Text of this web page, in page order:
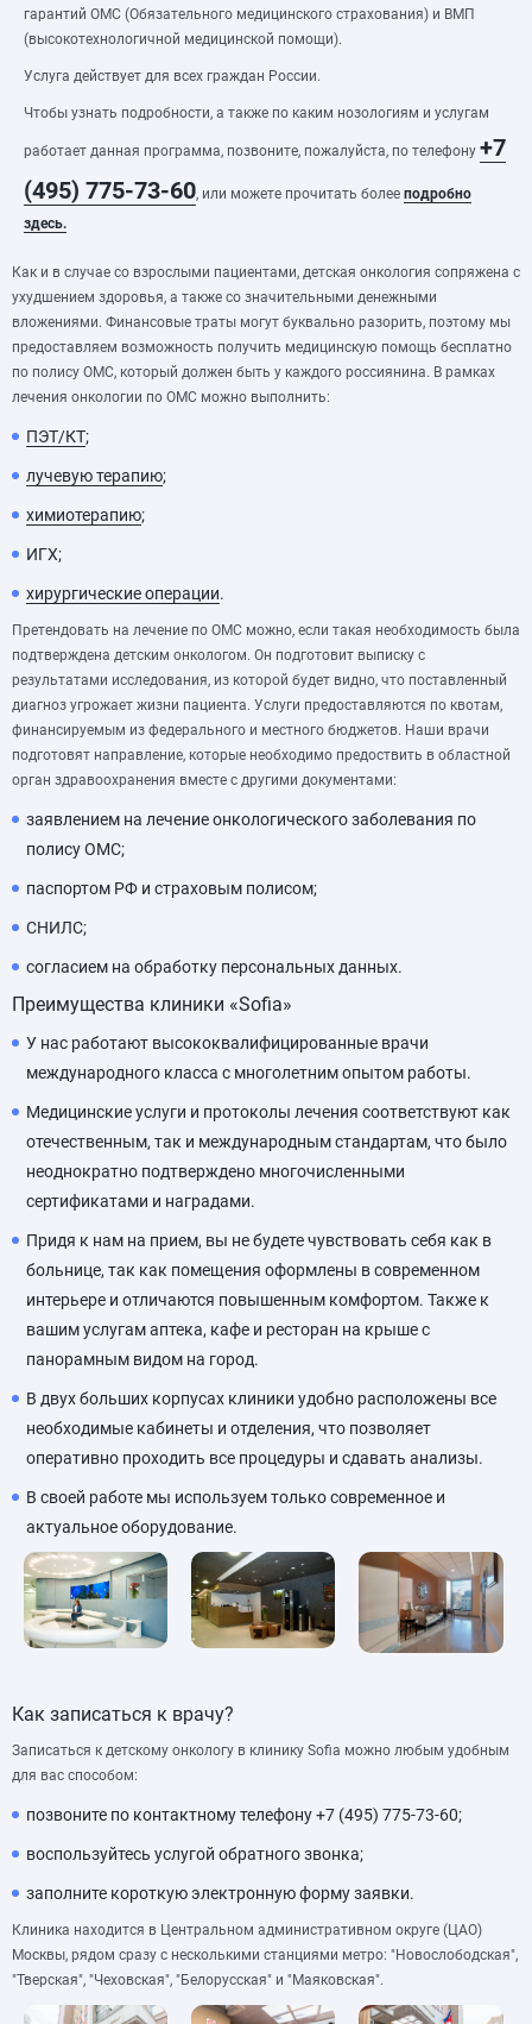
гарантий ОМС (Обязательного медицинского страхования) и ВМП
(высокотехнологичной медицинской помощи).
Услуга действует для всех граждан России.
Чтобы узнать подробности, а также по каким нозологиям и услугам
работает данная программа, позвоните, пожалуйста, по телефону +7
(495) 775-73-60, или можете прочитать более подробно
здесь.
Как и в случае со взрослыми пациентами, детская онкология сопряжена с
ухудшением здоровья, а также со значительными денежными
вложениями. Финансовые траты могут буквально разорить, поэтому мы
предоставляем возможность получить медицинскую помощь бесплатно
по полису ОМС, который должен быть у каждого россиянина. В рамках
лечения онкологии по ОМС можно выполнить:
ПЭТ/КТ;
лучевую терапию;
химиотерапию;
ИГХ;
хирургические операции.
Претендовать на лечение по ОМС можно, если такая необходимость была
подтверждена детским онкологом. Он подготовит выписку с
результатами исследования, из которой будет видно, что поставленный
диагноз угрожает жизни пациента. Услуги предоставляются по квотам,
финансируемым из федерального и местного бюджетов. Наши врачи
подготовят направление, которые необходимо предоствить в областной
орган здравоохранения вместе с другими документами:
заявлением на лечение онкологического заболевания по
полису ОМС;
паспортом РФ и страховым полисом;
СНИЛС;
согласием на обработку персональных данных.
Преимущества клиники «Sofia»
У нас работают высококвалифицированные врачи
международного класса с многолетним опытом работы.
Медицинские услуги и протоколы лечения соответствуют как
отечественным, так и международным стандартам, что было
неоднократно подтверждено многочисленными
сертификатами и наградами.
Придя к нам на прием, вы не будете чувствовать себя как в
больнице, так как помещения оформлены в современном
интерьере и отличаются повышенным комфортом. Также к
вашим услугам аптека, кафе и ресторан на крыше с
панорамным видом на город.
В двух больших корпусах клиники удобно расположены все
необходимые кабинеты и отделения, что позволяет
оперативно проходить все процедуры и сдавать анализы.
В своей работе мы используем только современное и
актуальное оборудование.
Как записаться к врачу?
Записаться к детскому онкологу в клинику Sofia можно любым удобным
для вас способом:
позвоните по контактному телефону +7 (495) 775-73-60;
воспользуйтесь услугой обратного звонка;
заполните короткую электронную форму заявки.
Клиника находится в Центральном административном округе (ЦАО)
Москвы, рядом сразу с несколькими станциями метро: "Новослободская",
"Тверская", "Чеховская", "Белорусская" и "Маяковская".